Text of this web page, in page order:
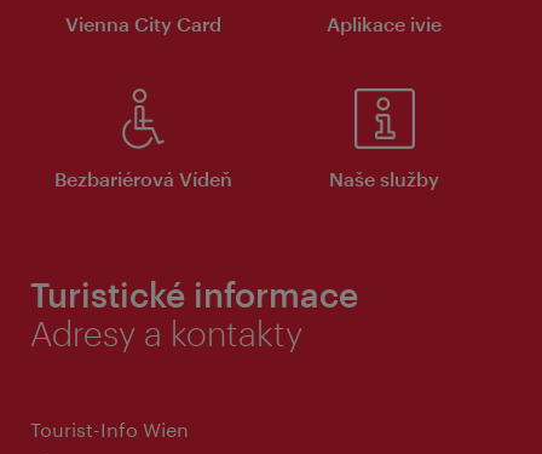
Vienna City Card Aplikace ivie
Bezbariérová Vídeň Naše služby
Turistické informace
Adresy a kontakty
Tourist-Info Wien